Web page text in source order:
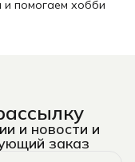
помогаем хобби
и новости и
заказ